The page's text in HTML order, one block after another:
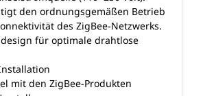
den ordnungsgemäßen Betrieb
des ZigBee-Netzwerks.
für optimale drahtlose
mit den ZigBee-Produkten